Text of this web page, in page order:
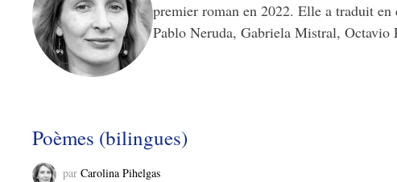
premier roman en 2022. Elle a traduit
Pablo Neruda, Gabriela Mistral, Octavio
Poèmes (bilingues)
parCarolina Pihelgas